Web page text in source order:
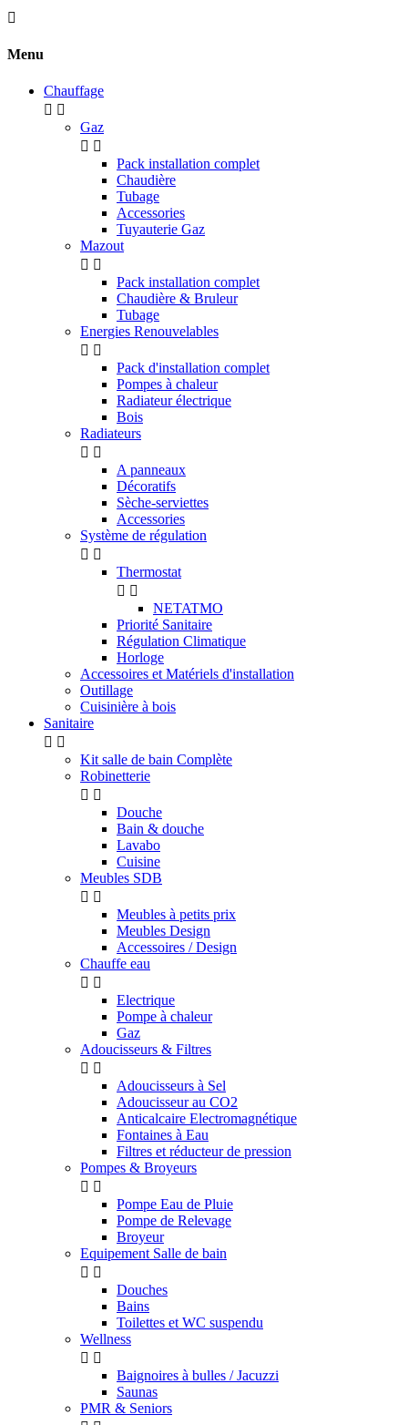

Menu
Chauffage
 
Gaz
 
Pack installation complet
Chaudière
Tubage
Accessories
Tuyauterie Gaz
Mazout
 
Pack installation complet
Chaudière & Bruleur
Tubage
Energies Renouvelables
 
Pack d'installation complet
Pompes à chaleur
Radiateur électrique
Bois
Radiateurs
 
A panneaux
Décoratifs
Sèche-serviettes
Accessories
Système de régulation
 
Thermostat
 
NETATMO
Priorité Sanitaire
Régulation Climatique
Horloge
Accessoires et Matériels d'installation
Outillage
Cuisinière à bois
Sanitaire
 
Kit salle de bain Complète
Robinetterie
 
Douche
Bain & douche
Lavabo
Cuisine
Meubles SDB
 
Meubles à petits prix
Meubles Design
Accessoires / Design
Chauffe eau
 
Electrique
Pompe à chaleur
Gaz
Adoucisseurs & Filtres
 
Adoucisseurs à Sel
Adoucisseur au CO2
Anticalcaire Electromagnétique
Fontaines à Eau
Filtres et réducteur de pression
Pompes & Broyeurs
 
Pompe Eau de Pluie
Pompe de Relevage
Broyeur
Equipement Salle de bain
 
Douches
Bains
Toilettes et WC suspendu
Wellness
 
Baignoires à bulles / Jacuzzi
Saunas
PMR & Seniors